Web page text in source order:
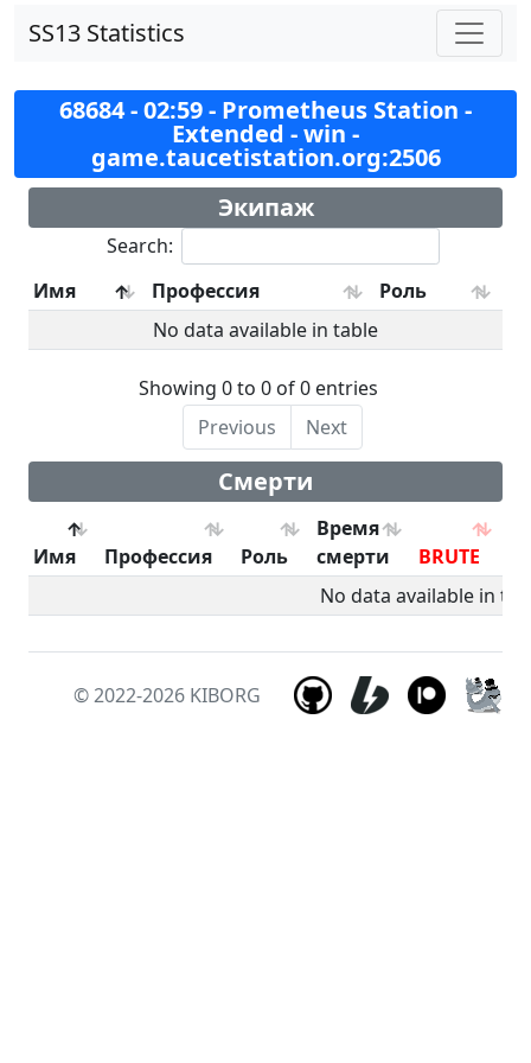
SS13 Statistics
68684 - 02:59 - Prometheus Station -
Extended - win -
game.taucetistation.org:2506
Экипаж
Search:
Имя
Профессия
Роль
No data available in table
Showing 0 to 0 of 0 entries
Previous
Next
Смерти
Имя Профессия Роль
Время
смерти
BRUTE
No data available in
© 2022-2026 KIBORG